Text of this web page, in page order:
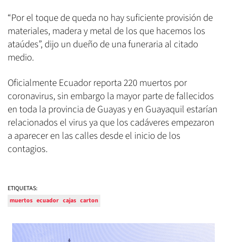
“Por el toque de queda no hay suficiente provisión de
materiales, madera y metal de los que hacemos los
ataúdes”, dijo un dueño de una funeraria al citado
medio.
Oficialmente Ecuador reporta 220 muertos por
coronavirus, sin embargo la mayor parte de fallecidos
en toda la provincia de Guayas y en Guayaquil estarían
relacionados el virus ya que los cadáveres empezaron
a aparecer en las calles desde el inicio de los
contagios.
ETIQUETAS:
muertos ecuador cajas carton